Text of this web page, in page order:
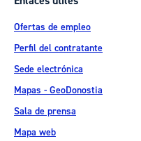
Ofertas de empleo
Perfil del contratante
Sede electrónica
Mapas - GeoDonostia
Sala de prensa
Mapa web